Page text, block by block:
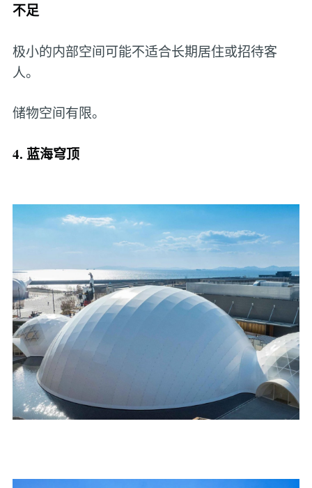
不足
极小的内部空间可能不适合长期居住或招待客
人。
储物空间有限。
4. 蓝海穹顶